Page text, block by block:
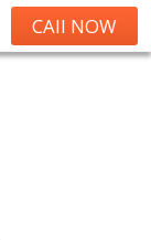
CAll NOW